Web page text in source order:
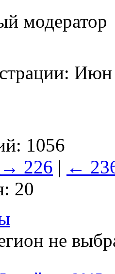
модератор
1056
→ 226 | ←
20
не